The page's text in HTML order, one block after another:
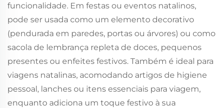
funcionalidade. Em festas ou eventos natalinos,
pode ser usada como um elemento decorativo
(pendurada em paredes, portas ou árvores) ou como
sacola de lembrança repleta de doces, pequenos
presentes ou enfeites festivos. Também é ideal para
viagens natalinas, acomodando artigos de higiene
pessoal, lanches ou itens essenciais para viagem,
enquanto adiciona um toque festivo à sua